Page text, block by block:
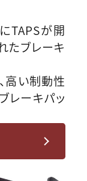
TAPSが開
たブレーキ
高い制動性
レーキパッ